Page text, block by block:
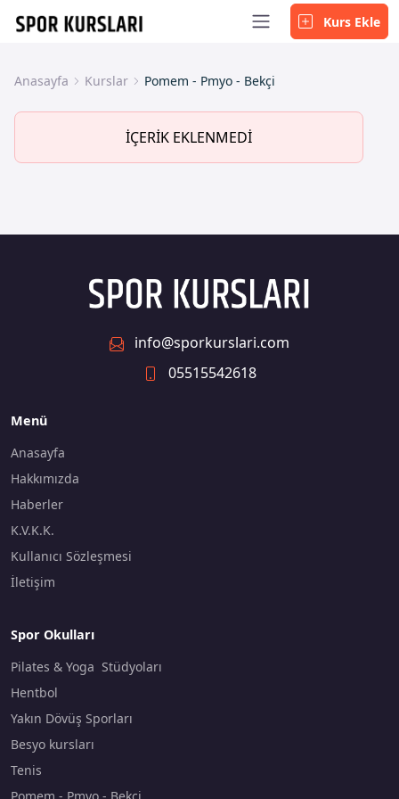
Kurs Ekle
Anasayfa Kurslar Pomem - Pmyo - Bekçi
İÇERİK EKLENMEDİ
info@sporkurslari.com
05515542618
Menü
Anasayfa
Hakkımızda
Haberler
K.V.K.K.
Kullanıcı Sözleşmesi
İletişim
Spor Okulları
Pilates & Yoga Stüdyoları
Hentbol
Yakın Dövüş Sporları
Besyo kursları
Tenis